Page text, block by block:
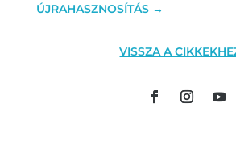
ÚJRAHASZNOSÍTÁS→
VISSZA A